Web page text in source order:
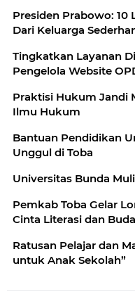
Presiden Prabowo: 10
Dari Keluarga
Tingkatkan Layanan
Pengelola Website
Praktisi Hukum Jandi
Ilmu Hukum
Bantuan Pendidikan
Unggul di Toba
Universitas Bunda
Pemkab Toba Gelar
Cinta Literasi dan
Ratusan Pelajar dan
untuk Anak Sekolah”